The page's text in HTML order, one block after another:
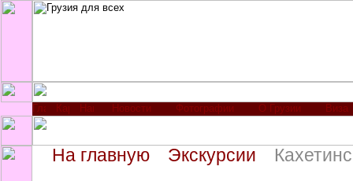
Новости Фотографии О Грузии Виза
На главную Экскурсии